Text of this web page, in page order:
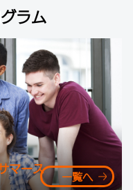
ラム
マース
一覧へ